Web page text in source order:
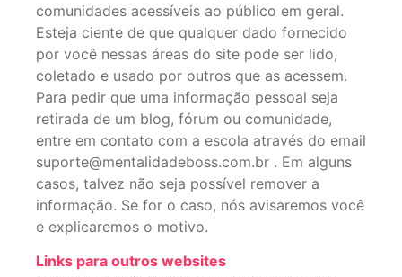
comunidades acessíveis ao público em geral.
Esteja ciente de que qualquer dado fornecido
por você nessas áreas do site pode ser lido,
coletado e usado por outros que as acessem.
Para pedir que uma informação pessoal seja
retirada de um blog, fórum ou comunidade,
entre em contato com a escola através do email
suporte@mentalidadeboss.com.br . Em alguns
casos, talvez não seja possível remover a
informação. Se for o caso, nós avisaremos você
e explicaremos o motivo.
Links para outros websites